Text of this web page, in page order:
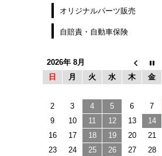
オリジナルパーツ販売
自賠責・自動車保険
2026年 8月
日
月 火 水 木 金
2
3 4 5 6 7
9
10 11 12 13 14
16
17 18 19 20 21
23
24 25 26 27 28